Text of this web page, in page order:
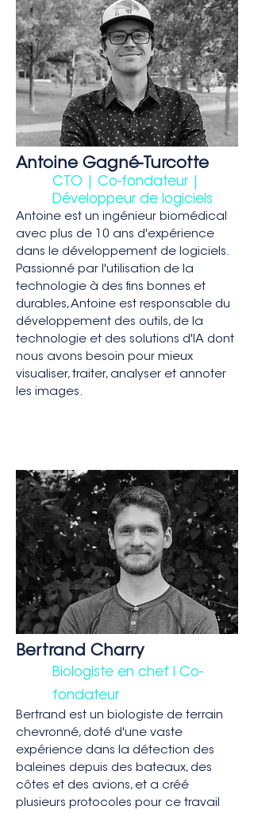
Antoine Gagné-Turcotte
CTO | Co-fondateur |
Développeur de logiciels
Antoine est un ingénieur biomédical
avec plus de 10 ans d'expérience
dans le développement de logiciels.
Passionné par l'utilisation de la
technologie à des fins bonnes et
durables, Antoine est responsable du
développement des outils, de la
technologie et des solutions d'IA dont
nous avons besoin pour mieux
visualiser, traiter, analyser et annoter
les images.
Bertrand Charry
Biologiste en chef I Co-
fondateur
Bertrand est un biologiste de terrain
chevronné, doté d'une vaste
expérience dans la détection des
baleines depuis des bateaux, des
côtes et des avions, et a créé
plusieurs protocoles pour ce travail